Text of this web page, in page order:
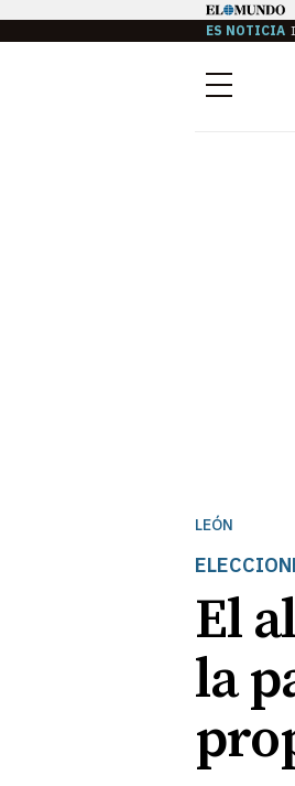
ES NOTICIA
Menú
LEÓN
El
la